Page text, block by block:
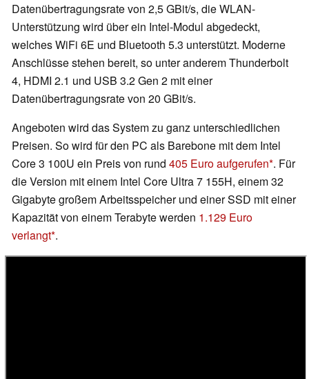
Datenübertragungsrate von 2,5 GBit/s, die WLAN-
Unterstützung wird über ein Intel-Modul abgedeckt,
welches WiFi 6E und Bluetooth 5.3 unterstützt. Moderne
Anschlüsse stehen bereit, so unter anderem Thunderbolt
4, HDMI 2.1 und USB 3.2 Gen 2 mit einer
Datenübertragungsrate von 20 GBit/s.
Angeboten wird das System zu ganz unterschiedlichen
Preisen. So wird für den PC als Barebone mit dem Intel
Core 3 100U ein Preis von rund 405 Euro aufgerufen . Für
die Version mit einem Intel Core Ultra 7 155H, einem 32
Gigabyte großem Arbeitsspeicher und einer SSD mit einer
Kapazität von einem Terabyte werden 1.129 Euro
verlangt .